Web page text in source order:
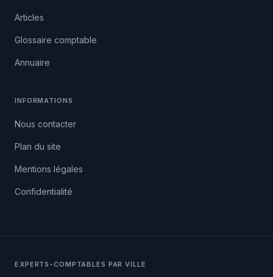
Articles
Glossaire comptable
Annuaire
INFORMATIONS
Nous contacter
Plan du site
Mentions légales
Confidentialité
EXPERTS-COMPTABLES PAR VILLE